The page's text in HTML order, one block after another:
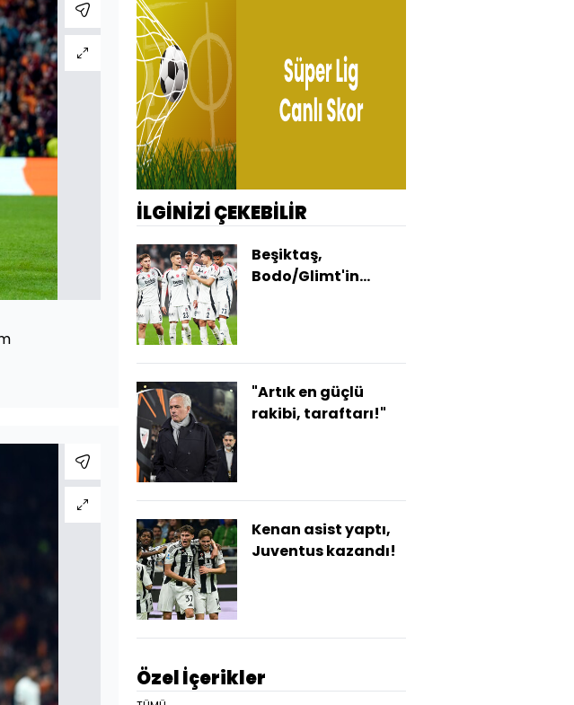
Özel İçerikler
İLGİNİZİ ÇEKEBİLİR
Beşiktaş,
Bodo/Glimt'in
"Artık en güçlü
rakibi, taraftarı!"
Kenan asist yaptı,
Juventus kazandı!